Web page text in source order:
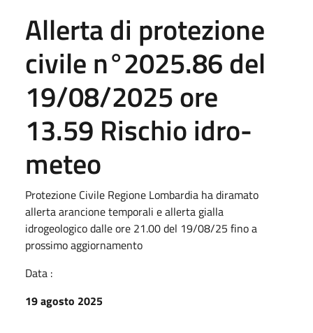
Allerta di protezione
civile n°2025.86 del
19/08/2025 ore
13.59 Rischio idro-
meteo
Protezione Civile Regione Lombardia ha diramato
allerta arancione temporali e allerta gialla
idrogeologico dalle ore 21.00 del 19/08/25 fino a
prossimo aggiornamento
Data :
19 agosto 2025